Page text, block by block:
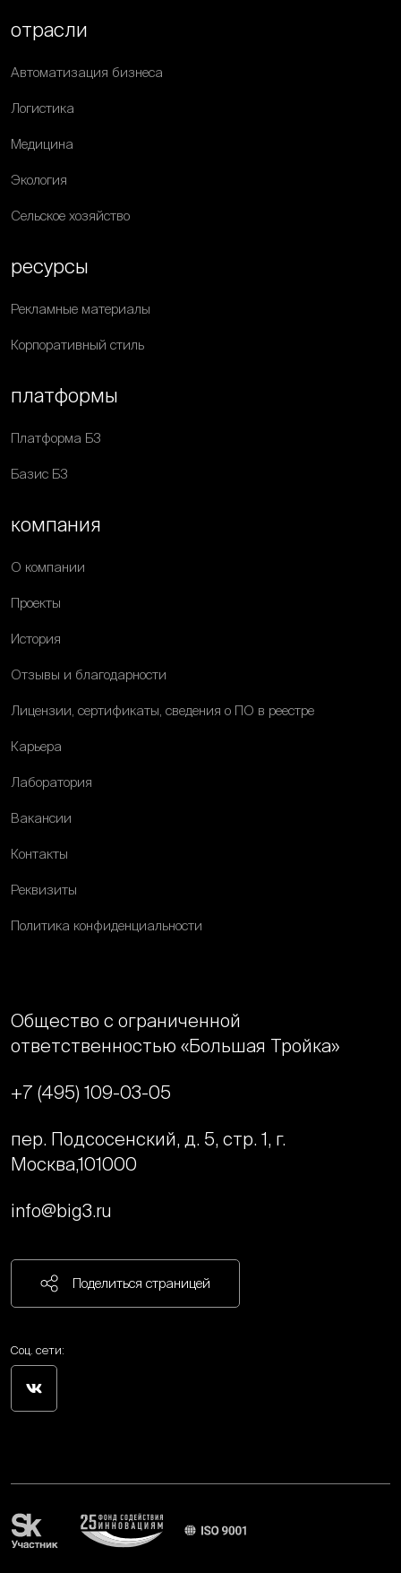
отрасли
Автоматизация бизнеса
Логистика
Медицина
Экология
Сельское хозяйство
ресурсы
Рекламные материалы
Корпоративный стиль
платформы
Платформа Б3
Базис Б3
компания
О компании
Проекты
История
Отзывы и благодарности
Лицензии, сертификаты, сведения о ПО в реестре
Карьера
Лаборатория
Вакансии
Контакты
Реквизиты
Политика конфиденциальности
Общество с ограниченной
ответственностью «Большая Тройка»
+7 (495) 109-03-05
пер. Подсосенский, д. 5, стр. 1, г.
Москва,101000
info@big3.ru
Поделиться страницей
Соц. сети: